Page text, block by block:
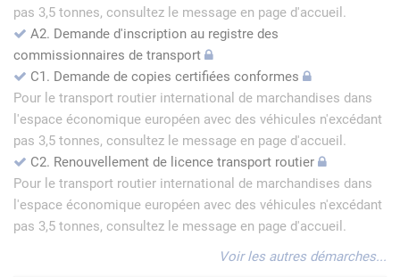
pas 3,5 tonnes, consultez le message en page d'accueil.
A2. Demande d'inscription au registre des
commissionnaires de transport
C1. Demande de copies certifiées conformes
Pour le transport routier international de marchandises dans
l'espace économique européen avec des véhicules n'excédant
pas 3,5 tonnes, consultez le message en page d'accueil.
C2. Renouvellement de licence transport routier
Pour le transport routier international de marchandises dans
l'espace économique européen avec des véhicules n'excédant
pas 3,5 tonnes, consultez le message en page d'accueil.
Voir les autres démarches...